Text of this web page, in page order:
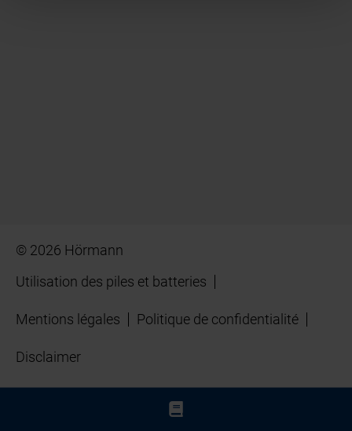
© 2026 Hörmann
Utilisation des piles et batteries
Mentions légales Politique de confidentialité
Disclaimer